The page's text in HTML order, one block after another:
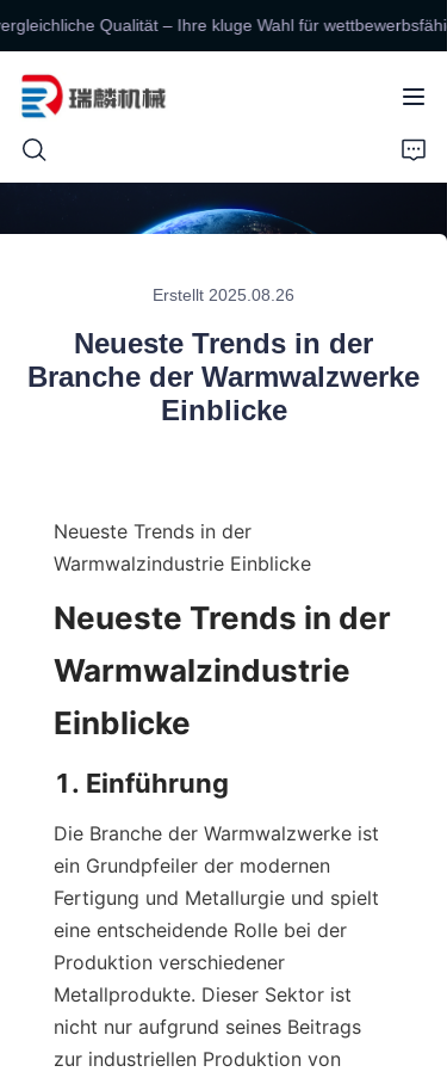
Qualität – Ihre kluge Wahl für wettbewerbsfähige
Unschlagbarer Wert,
Qualität – Ihre kluge
Erstellt 2025.08.26
Neueste Trends in der
Branche der Warmwalzwerke
Einblicke
Neueste Trends in der
Warmwalzindustrie Einblicke
Neueste Trends in der
Warmwalzindustrie
Einblicke
1. Einführung
Die Branche der Warmwalzwerke ist
ein Grundpfeiler der modernen
Fertigung und Metallurgie und spielt
eine entscheidende Rolle bei der
Produktion verschiedener
Metallprodukte. Dieser Sektor ist
nicht nur aufgrund seines Beitrags
zur industriellen Produktion von
KONTAKTIEREN SIE UNS